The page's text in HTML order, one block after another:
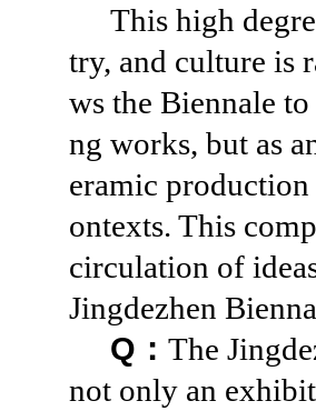
This high
try, and culture is
ws the Biennale
ng works, but as
eramic production
ontexts. This
circulation of
Jingdezhen
Q：The
not only an